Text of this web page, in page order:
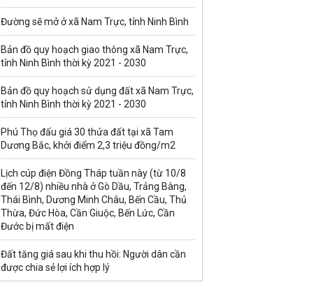
Đường sẽ mở ở xã Nam Trực, tỉnh Ninh Bình
Bản đồ quy hoạch giao thông xã Nam Trực,
tỉnh Ninh Bình thời kỳ 2021 - 2030
Bản đồ quy hoạch sử dụng đất xã Nam Trực,
tỉnh Ninh Bình thời kỳ 2021 - 2030
Phú Thọ đấu giá 30 thửa đất tại xã Tam
Dương Bắc, khởi điểm 2,3 triệu đồng/m2
Lịch cúp điện Đồng Tháp tuần này (từ 10/8
đến 12/8) nhiều nhà ở Gò Dầu, Trảng Bàng,
Thái Bình, Dương Minh Châu, Bến Cầu, Thủ
Thừa, Đức Hòa, Cần Giuộc, Bến Lức, Cần
Đước bị mất điện
Đất tăng giá sau khi thu hồi: Người dân cần
được chia sẻ lợi ích hợp lý